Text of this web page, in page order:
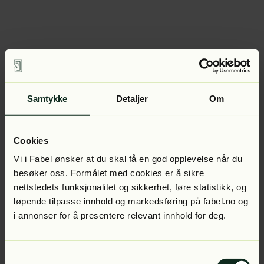
Samtykke Detaljer Om
Cookies
Vi i Fabel ønsker at du skal få en god opplevelse når du
besøker oss. Formålet med cookies er å sikre
nettstedets funksjonalitet og sikkerhet, føre statistikk, og
løpende tilpasse innhold og markedsføring på fabel.no og
i annonser for å presentere relevant innhold for deg.